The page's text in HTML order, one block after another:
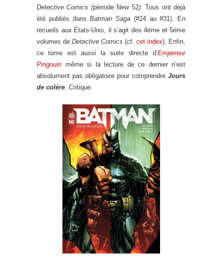
Detective Comics (période New 52). Tous ont déjà
été publiés dansBatman Saga (#24 au #31). En
recueils aux États-Unis, il s’agit des 4ème et 5ème
volumes de Detective Comics (cf. cet index). Enfin,
ce tome est aussi la suite directe d’Empereur
Pingouin même si la lecture de ce dernier n’est
absolument pas obligatoire pour comprendre Jours
de colère . Critique.